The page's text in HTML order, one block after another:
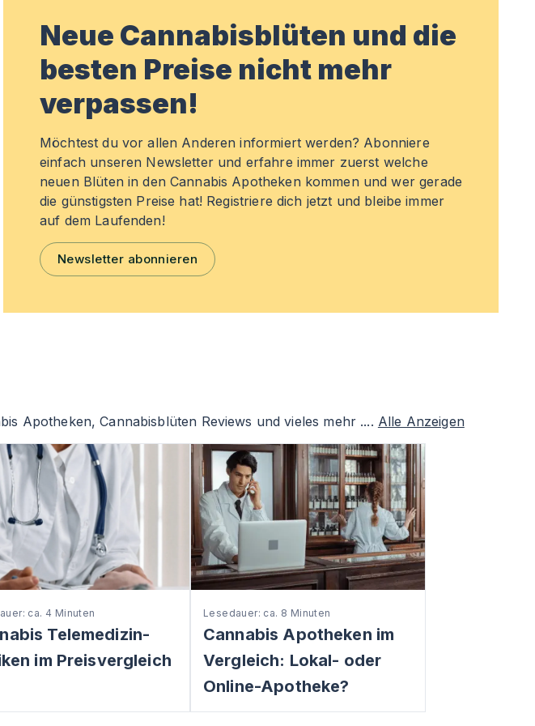
Neue Cannabisblüten und die
besten Preise nicht mehr
verpassen!
Möchtest du vor allen Anderen informiert werden? Abonniere
einfach unseren Newsletter und erfahre immer zuerst welche
neuen Blüten in den Cannabis Apotheken kommen und wer gerade
die günstigsten Preise hat! Registriere dich jetzt und bleibe immer
auf dem Laufenden!
Newsletter abonnieren
Apotheken, Cannabisblüten Reviews und vieles mehr .... Alle Anzeigen
ca. 4 Minuten
Telemedizin-
im Preisvergleich
Lesedauer: ca. 8 Minuten
Cannabis Apotheken im
Vergleich: Lokal- oder
Online-Apotheke?